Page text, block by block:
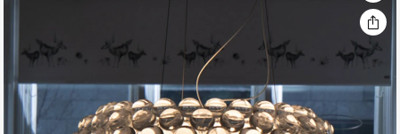
the
images
gallery